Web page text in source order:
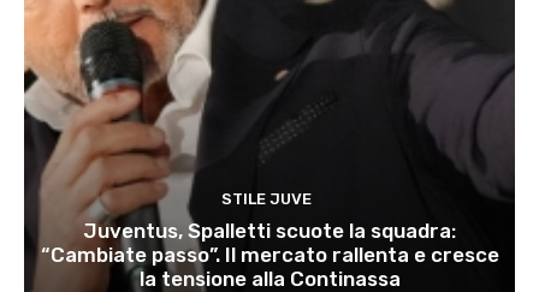
STILE JUVE
Juventus, Spalletti scuote la squadra:
“Cambiate passo”. Il mercato rallenta e cresce
la tensione alla Continassa